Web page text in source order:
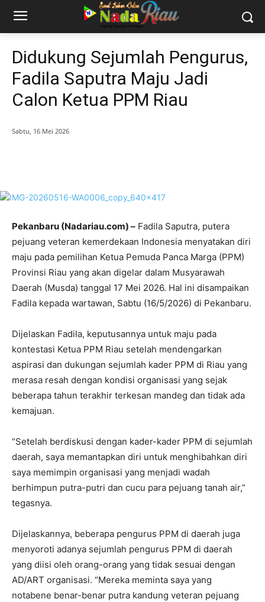
Didukung Sejumlah Pengurus,
Fadila Saputra Maju Jadi
Calon Ketua PPM Riau
Sabtu, 16 Mei 2026
Pekanbaru (Nadariau.com) – Fadila Saputra, putera
pejuang veteran kemerdekaan Indonesia menyatakan diri
maju pada pemilihan Ketua Pemuda Panca Marga (PPM)
Provinsi Riau yang akan digelar dalam Musyarawah
Daerah (Musda) tanggal 17 Mei 2026. Hal ini disampaikan
Fadila kepada wartawan, Sabtu (16/5/2026) di Pekanbaru.
Dijelaskan Fadila, keputusannya untuk maju pada
kontestasi Ketua PPM Riau setelah mendengarkan
aspirasi dan dukungan sejumlah kader PPM di Riau yang
merasa resah dengan kondisi organisasi yang sejak
beberapa tahun terakhir terkesan mandeg dan tidak ada
kemajuan.
“Setelah berdiskusi dengan kader-kader PPM di sejumlah
daerah, saya memantapkan diri untuk menghibahkan diri
saya memimpin organisasi yang menjadi wadah
berhimpun putra-putri dan cucu para pejuang tanah air,”
tegasnya.
Dijelaskannya, beberapa pengurus PPM di daerah juga
menyoroti adanya sejumlah pengurus PPM di daerah
yang diisi oleh orang-orang yang tidak sesuai dengan
AD/ART organisasi. “Mereka meminta saya yang
notabene benar-benar putra kandung veteran pejuang